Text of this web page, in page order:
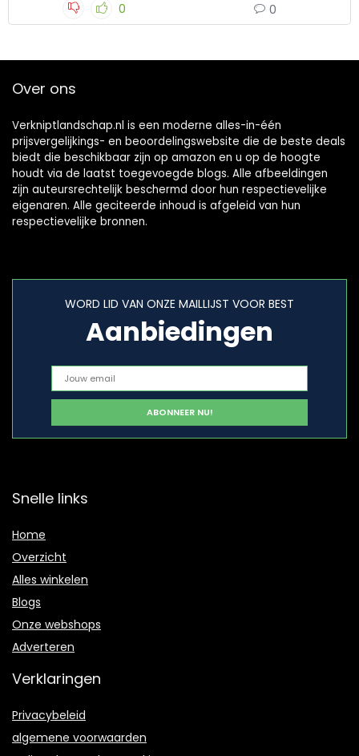
0 0
Over ons
Verkniptlandschap.nl is een moderne alles-in-één
prijsvergelijkings- en beoordelingswebsite die de beste deals
biedt die beschikbaar zijn op amazon en u op de hoogte
houdt via de laatst toegevoegde blogs. Alle afbeeldingen
zijn auteursrechtelijk beschermd door hun respectievelijke
eigenaren. Alle geciteerde inhoud is afgeleid van hun
respectievelijke bronnen.
WORD LID VAN ONZE MAILLIJST VOOR BEST
Aanbiedingen
Snelle links
Home
Overzicht
Alles winkelen
Blogs
Onze webshops
Adverteren
Verklaringen
Privacybeleid
algemene voorwaarden